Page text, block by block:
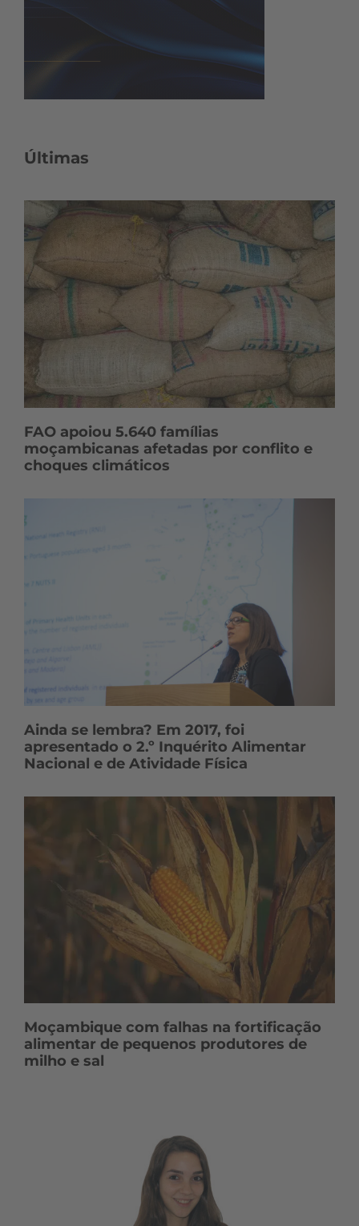
Últimas
FAO apoiou 5.640 famílias
moçambicanas afetadas por conflito e
choques climáticos
Ainda se lembra? Em 2017, foi
apresentado o 2.º Inquérito Alimentar
Nacional e de Atividade Física
Moçambique com falhas na fortificação
alimentar de pequenos produtores de
milho e sal